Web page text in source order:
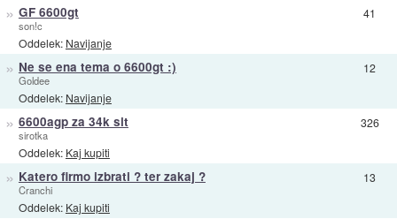
» GF 6600gt
son!c
Oddelek: Navijanje
41
» Ne se ena tema o 6600gt :)
Goldee
Oddelek: Navijanje
12
» 6600agp za 34k sit
sirotka
Oddelek: Kaj kupiti
326
» Katero firmo izbrati ? ter zakaj ?
Cranchi
Oddelek: Kaj kupiti
13